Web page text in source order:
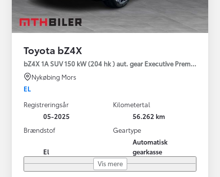
Toyota bZ4X
bZ4X 1A SUV 150 kW (204 hk ) aut. gear Executive Premium
Nykøbing Mors
EL
Registreringsår
05-2025
Kilometertal
56.262 km
Brændstof
El
Geartype
Automatisk
gearkasse
Vis mere